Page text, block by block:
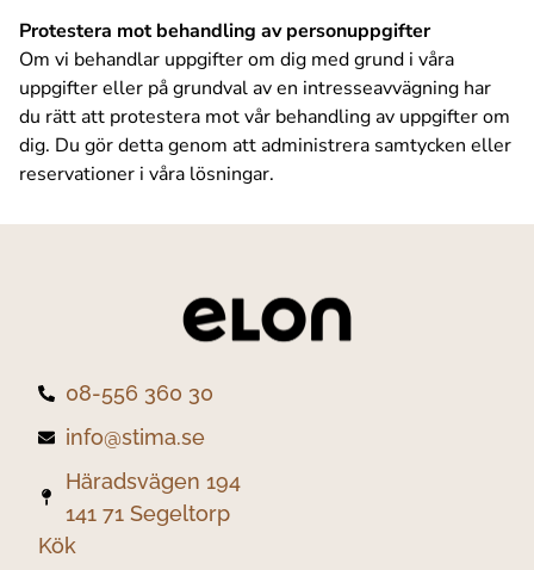
Protestera mot behandling av personuppgifter
Om vi behandlar uppgifter om dig med grund i våra
uppgifter eller på grundval av en intresseavvägning har
du rätt att protestera mot vår behandling av uppgifter om
dig. Du gör detta genom att administrera samtycken eller
reservationer i våra lösningar.
08-556 360 30
info@stima.se
Häradsvägen 194
141 71 Segeltorp
Kök